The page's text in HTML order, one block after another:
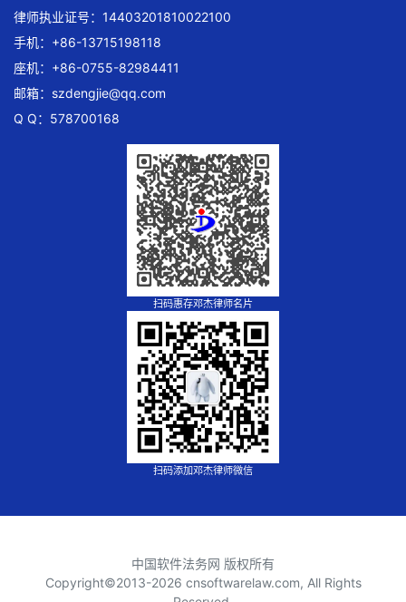
律师执业证号：14403201810022100
手机：+86-13715198118
座机：+86-0755-82984411
邮箱： szdengjie@qq.com
Q Q：578700168
扫码惠存邓杰律师名片
扫码添加邓杰律师微信
中国软件法务网 版权所有
Copyright©2013-2026 cnsoftwarelaw.com, All Rights